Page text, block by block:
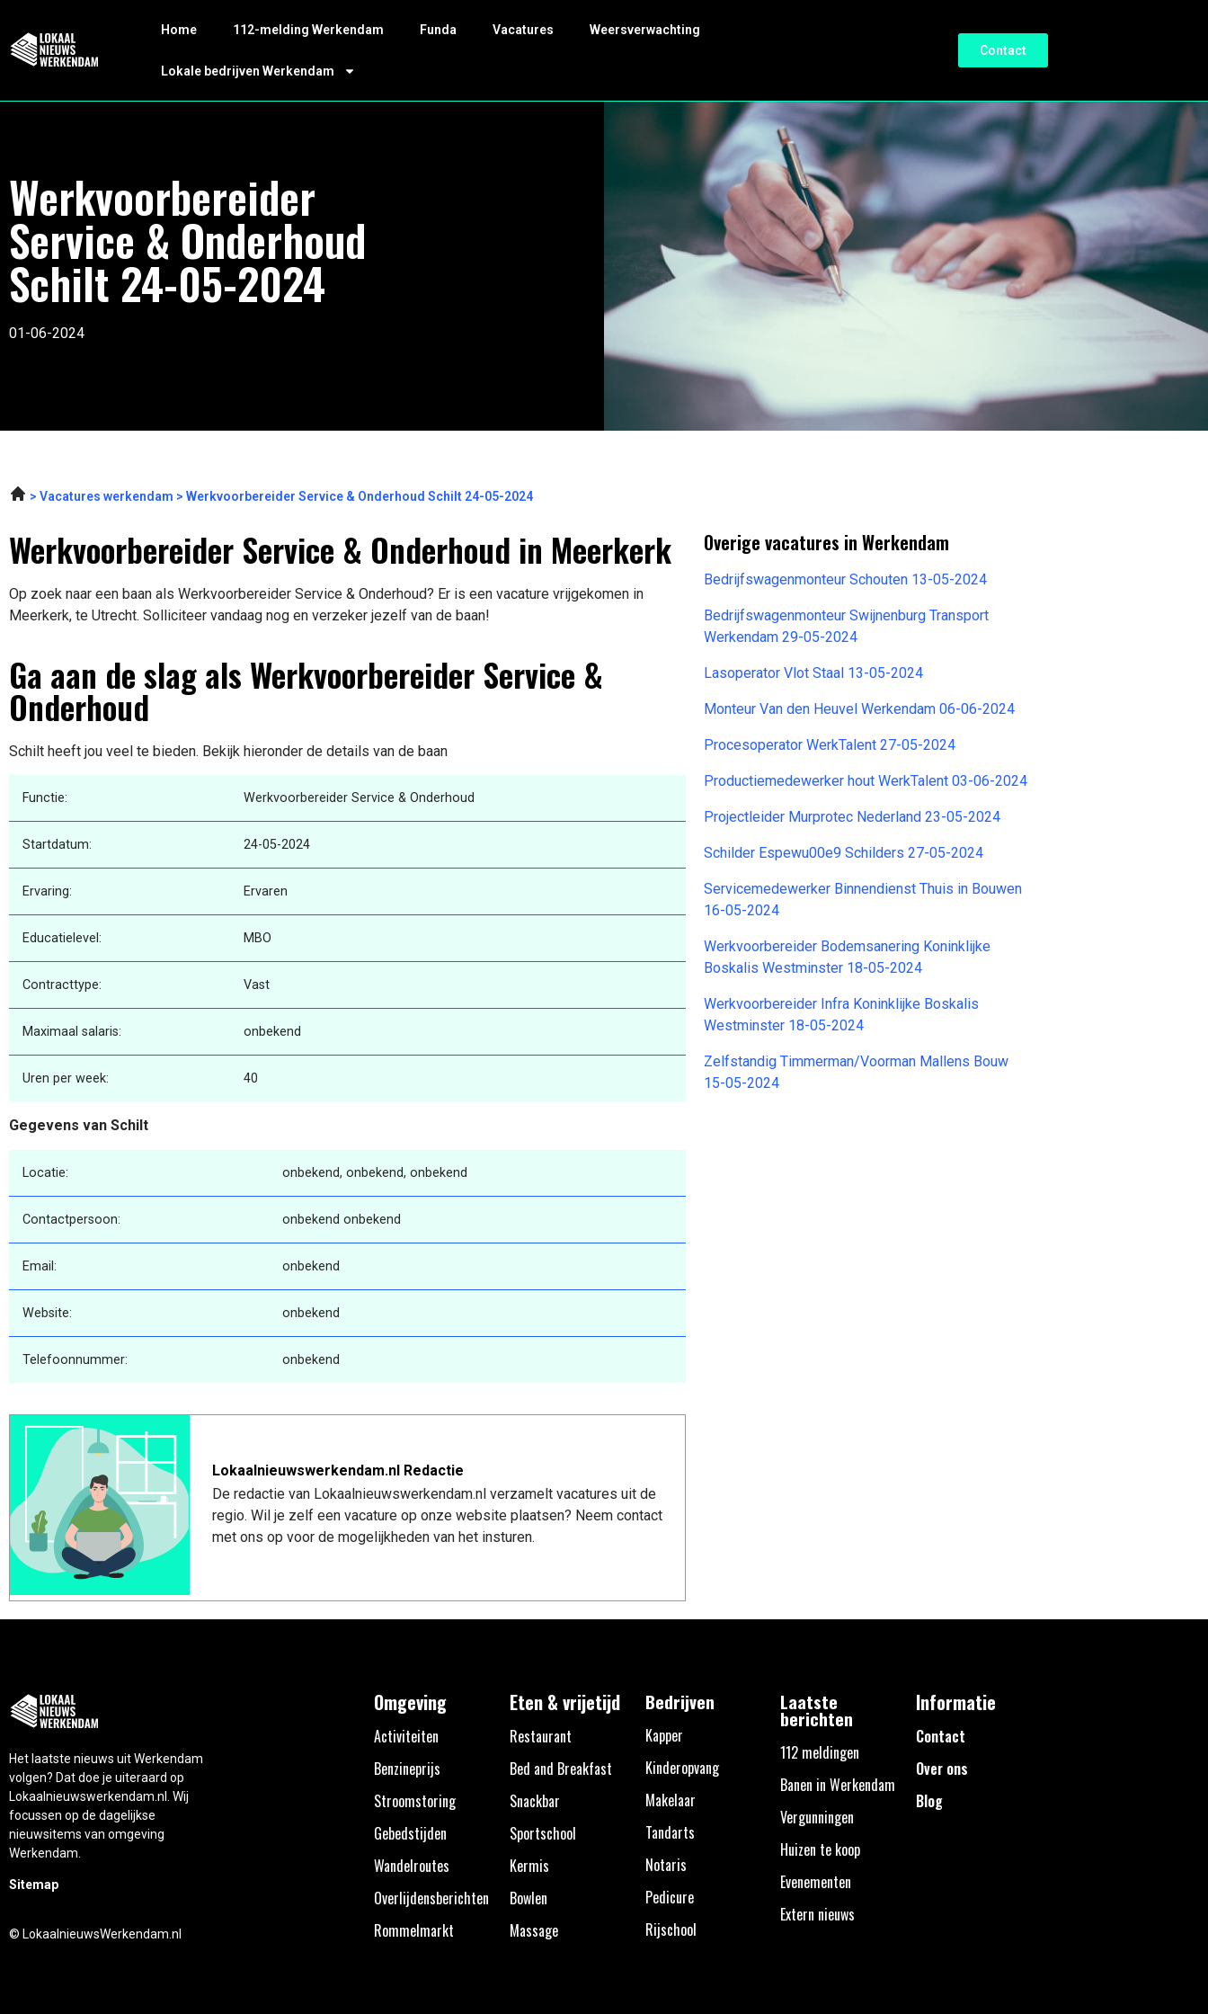
Home 112-melding Werkendam Funda Vacatures Weersverwachting
Lokale bedrijven Werkendam
Contact
Werkvoorbereider
Service & Onderhoud
Schilt 24-05-2024
01-06-2024
Vacatures werkendam Werkvoorbereider Service & Onderhoud Schilt 24-05-2024
Werkvoorbereider Service & Onderhoud in Meerkerk
Op zoek naar een baan als Werkvoorbereider Service & Onderhoud? Er is een vacature vrijgekomen in
Meerkerk, te Utrecht. Solliciteer vandaag nog en verzeker jezelf van de baan!
Ga aan de slag als Werkvoorbereider Service &
Onderhoud
Schilt heeft jou veel te bieden. Bekijk hieronder de details van de baan
Functie: Werkvoorbereider Service & Onderhoud
Startdatum: 24-05-2024
Ervaring: Ervaren
Educatielevel: MBO
Contracttype: Vast
Maximaal salaris: onbekend
Uren per week: 40
Gegevens van Schilt
Locatie: onbekend, onbekend, onbekend
Contactpersoon: onbekend onbekend
Email: onbekend
Website: onbekend
Telefoonnummer: onbekend
Lokaalnieuwswerkendam.nl Redactie
De redactie van Lokaalnieuwswerkendam.nl verzamelt vacatures uit de
regio. Wil je zelf een vacature op onze website plaatsen? Neem contact
met ons op voor de mogelijkheden van het insturen.
Overige vacatures in Werkendam
Bedrijfswagenmonteur Schouten 13-05-2024
Bedrijfswagenmonteur Swijnenburg Transport
Werkendam 29-05-2024
Lasoperator Vlot Staal 13-05-2024
Monteur Van den Heuvel Werkendam 06-06-2024
Procesoperator WerkTalent 27-05-2024
Productiemedewerker hout WerkTalent 03-06-2024
Projectleider Murprotec Nederland 23-05-2024
Schilder Espewu00e9 Schilders 27-05-2024
Servicemedewerker Binnendienst Thuis in Bouwen
16-05-2024
Werkvoorbereider Bodemsanering Koninklijke
Boskalis Westminster 18-05-2024
Werkvoorbereider Infra Koninklijke Boskalis
Westminster 18-05-2024
Zelfstandig Timmerman/Voorman Mallens Bouw
15-05-2024
Het laatste nieuws uit Werkendam
volgen? Dat doe je uiteraard op
Lokaalnieuwswerkendam.nl. Wij
focussen op de dagelijkse
nieuwsitems van omgeving
Werkendam.
Sitemap
© LokaalnieuwsWerkendam.nl
Omgeving
Activiteiten
Benzineprijs
Stroomstoring
Gebedstijden
Wandelroutes
Overlijdensberichten
Rommelmarkt
Eten & vrijetijd
Restaurant
Bed and Breakfast
Snackbar
Sportschool
Kermis
Bowlen
Massage
Bedrijven
Kapper
Kinderopvang
Makelaar
Tandarts
Notaris
Pedicure
Rijschool
Laatste
berichten
112 meldingen
Banen in Werkendam
Vergunningen
Huizen te koop
Evenementen
Extern nieuws
Informatie
Contact
Over ons
Blog